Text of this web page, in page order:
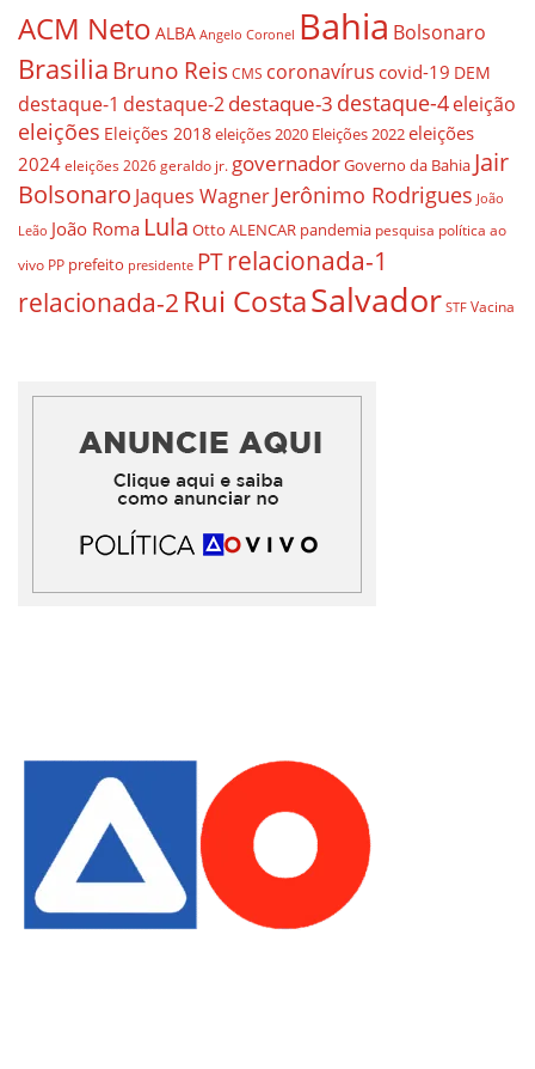
ACM Neto ALBA Angelo Coronel Bahia Bolsonaro
BrasiliaBruno ReisCMS coronavírus covid-19 DEM
destaque-1 destaque-2destaque-3 destaque-4eleição
eleições Eleições 2018eleições 2020 Eleições 2022eleições
2024 eleições 2026 geraldo jr. governadorGoverno da Bahia Jair
Bolsonaro Jaques WagnerJerônimo Rodrigues João
Leão João Roma Lula Otto ALENCAR pandemia pesquisa política ao
vivo PP prefeito presidente PTrelacionada-1
relacionada-2 Rui CostaSalvador STF Vacina